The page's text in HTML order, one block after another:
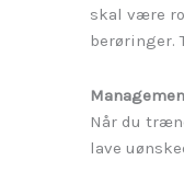
skal være
berøringer.
Når du
lave